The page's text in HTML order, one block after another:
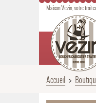
Maison Vezin, votre
Accueil >